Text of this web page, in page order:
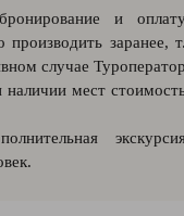
и
заранее,
случае
наличии мест